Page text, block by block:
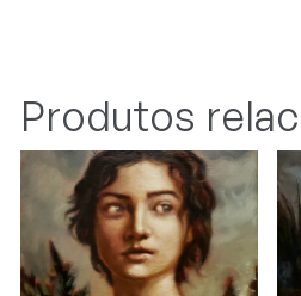
Produtos